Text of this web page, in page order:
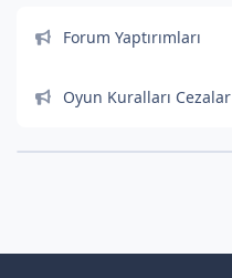
Forum Yaptırımları
Oyun Kuralları Cezalar